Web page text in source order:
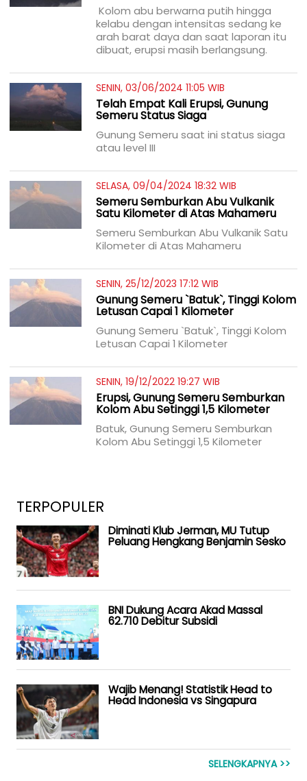
Kolom abu berwarna putih hingga
kelabu dengan intensitas sedang ke
arah barat daya dan saat laporan itu
dibuat, erupsi masih berlangsung.
SENIN, 03/06/2024 11:05 WIB
Telah Empat Kali Erupsi, Gunung
Semeru Status Siaga
Gunung Semeru saat ini status siaga
atau level III
SELASA, 09/04/2024 18:32 WIB
Semeru Semburkan Abu Vulkanik
Satu Kilometer di Atas Mahameru
Semeru Semburkan Abu Vulkanik Satu
Kilometer di Atas Mahameru
SENIN, 25/12/2023 17:12 WIB
Gunung Semeru `Batuk`, Tinggi Kolom
Letusan Capai 1 Kilometer
Gunung Semeru `Batuk`, Tinggi Kolom
Letusan Capai 1 Kilometer
SENIN, 19/12/2022 19:27 WIB
Erupsi, Gunung Semeru Semburkan
Kolom Abu Setinggi 1,5 Kilometer
Batuk, Gunung Semeru Semburkan
Kolom Abu Setinggi 1,5 Kilometer
TERPOPULER
Diminati Klub Jerman, MU Tutup
Peluang Hengkang Benjamin Sesko
BNI Dukung Acara Akad Massal
62.710 Debitur Subsidi
Wajib Menang! Statistik Head to
Head Indonesia vs Singapura
SELENGKAPNYA >>